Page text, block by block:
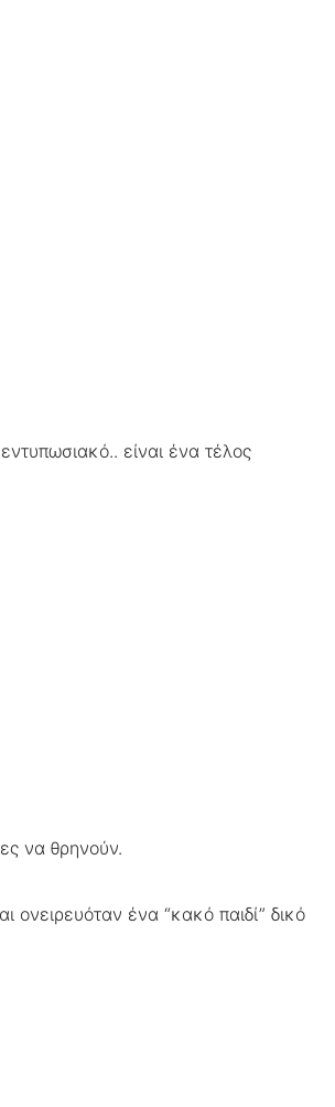
είναι ένα τέλος
να θρηνούν.
ονειρευόταν ένα “κακό παιδί” δικό